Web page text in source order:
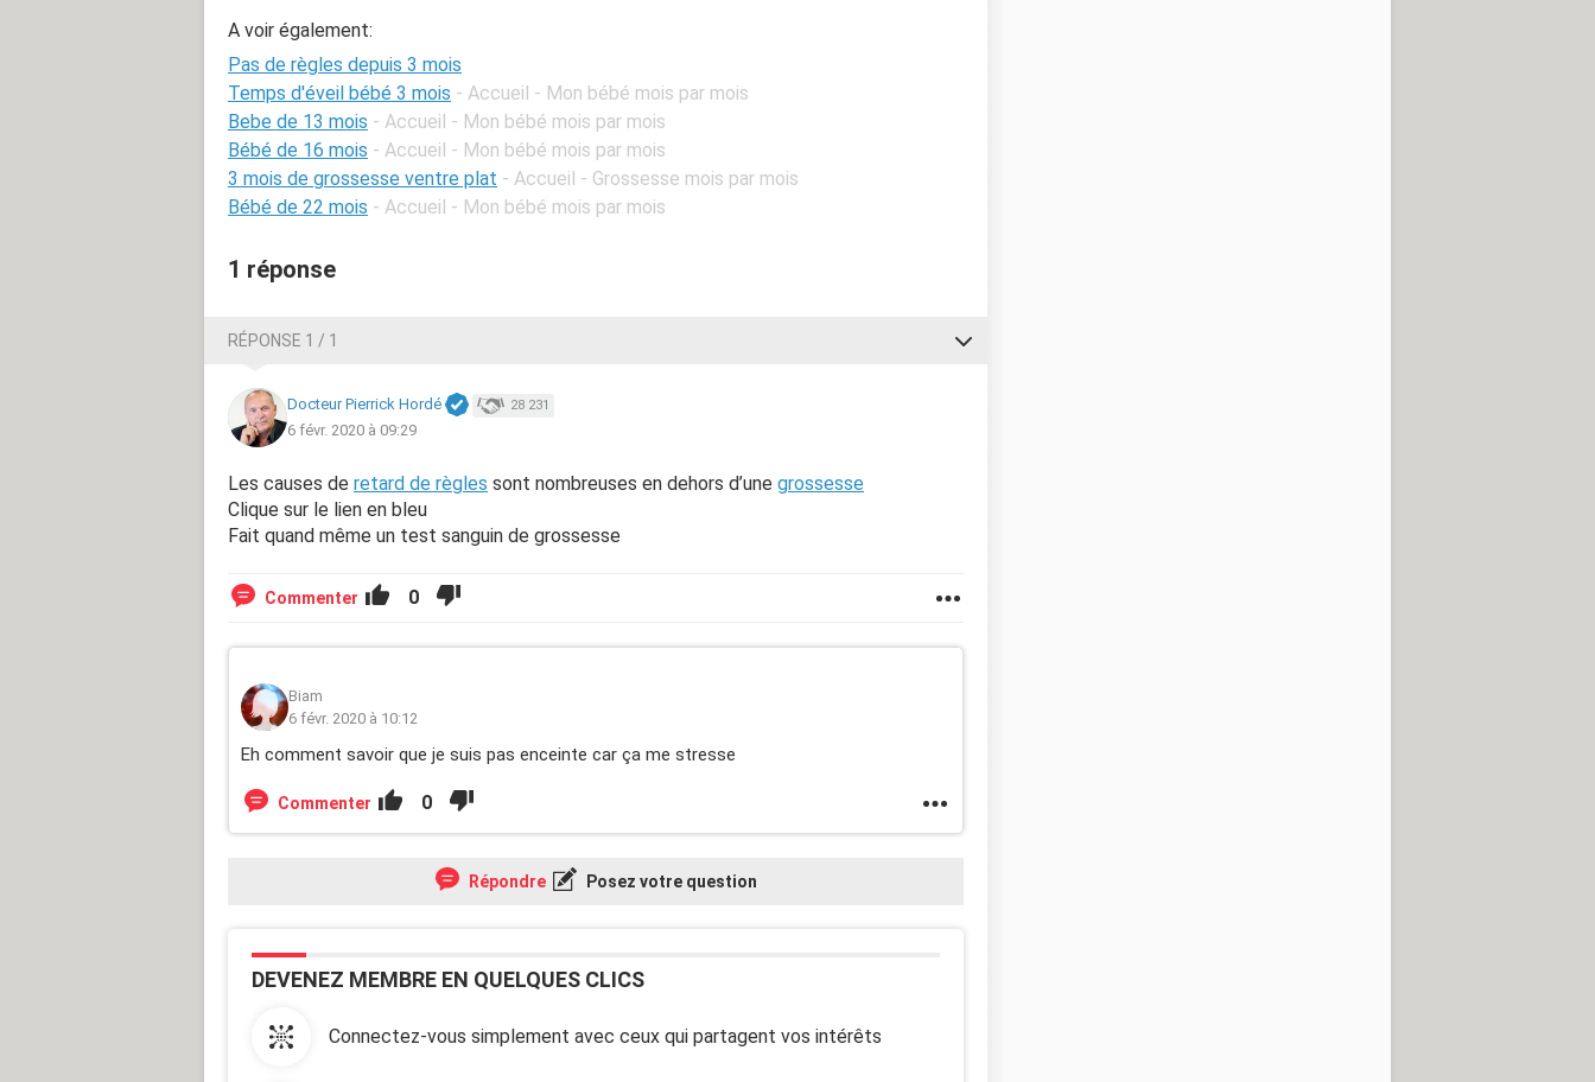
A voir également:
Pas de règles depuis 3 mois
Temps d'éveil bébé 3 mois - Accueil - Mon bébé mois par mois
Bebe de 13 mois - Accueil - Mon bébé mois par mois
Bébé de 16 mois - Accueil - Mon bébé mois par mois
3 mois de grossesse ventre plat - Accueil - Grossesse mois par mois
Bébé de 22 mois - Accueil - Mon bébé mois par mois
1 réponse
RÉPONSE 1 / 1
Docteur Pierrick Hordé 28 231
6 févr. 2020 à 09:29
Les causes de retard de règles sont nombreuses en dehors d’une grossesse
Clique sur le lien en bleu
Fait quand même un test sanguin de grossesse
Commenter 0
Biam
6 févr. 2020 à 10:12
Eh comment savoir que je suis pas enceinte car ça me stresse
Commenter 0
Répondre Posez votre question
DEVENEZ MEMBRE EN QUELQUES CLICS
Connectez-vous simplement avec ceux qui partagent vos intérêts